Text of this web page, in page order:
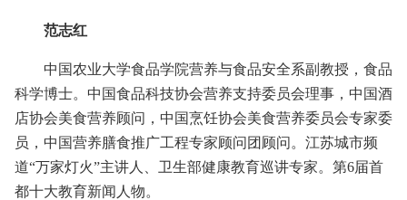
范志红
中国农业大学食品学院营养与食品安全系副教授，食品
科学博士。中国食品科技协会营养支持委员会理事，中国酒
店协会美食营养顾问，中国烹饪协会美食营养委员会专家委
员，中国营养膳食推广工程专家顾问团顾问。江苏城市频
道“万家灯火”主讲人、卫生部健康教育巡讲专家。第6届首
都十大教育新闻人物。